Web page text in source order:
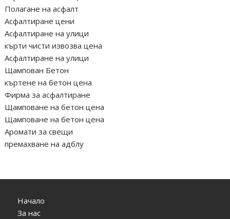
Полагане на асфалт
Асфалтиране цени
Асфалтиране на улици
кърти чисти извозва цена
Асфалтиране на улици
Щампован Бетон
къртене на бетон цена
Фирма за асфалтиране
Щамповане на бетон цена
Щамповане на бетон цена
Аромати за свещи
премахване на адблу
Начало
За нас